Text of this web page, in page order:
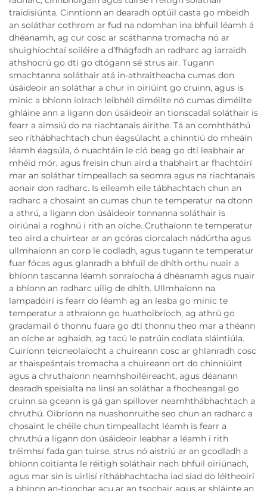
traidisiúnta. Cinntíonn an dearadh optúil casta go mbeidh
an soláthar cothrom ar fud na ndomhan ina bhfuil léamh á
dhéanamh, ag cur cosc ar scáthanna tromacha nó ar
shuighíochtaí soiléire a d’fhágfadh an radharc ag iarraidh
athshocrú go dtí go dtógann sé strus air. Tugann
smachtanna soláthair atá in-athraitheacha cumas don
úsáideoir an soláthar a chur in oiriúint go cruinn, agus is
minic a bhíonn iolrach leibhéil diméilte nó cumas diméilte
ghláine ann a ligann don úsáideoir an tionscadal soláthair is
fearr a aimsiú do na riachtanais áirithe. Tá an comhtháthú
seo ríthábhachtach chun éagsúlacht a chinntiú do mheáin
léamh éagsúla, ó nuachtáin le cló beag go dtí leabhair ar
mhéid mór, agus freisin chun aird a thabhairt ar fhachtóirí
mar an soláthar timpeallach sa seomra agus na riachtanais
aonair don radharc. Is eileamh eile tábhachtach chun an
radharc a chosaint an cumas chun te temperatur na dtonn
a athrú, a ligann don úsáideoir tonnanna soláthair is
oiriúnaí a roghnú i rith an oíche. Cruthaíonn te temperatur
teo aird a chuirtear ar an gcóras ciorcalach nádúrtha agus
ullmhaíonn an corp le codladh, agus tugann te temperatur
fuar fócas agus glanradh a bhfuil de dhíth orthu nuair a
bhíonn tascanna léamh sonraíocha á dhéanamh agus nuair
a bhíonn an radharc uilig de dhíth. Ullmhaíonn na
lampadóirí is fearr do léamh ag an leaba go minic te
temperatur a athraíonn go huathoibríoch, ag athrú go
gradamail ó thonnu fuara go dtí thonnu theo mar a théann
an oíche ar aghaidh, ag tacú le patrúin codlata sláintiúla.
Cuiríonn teicneolaíocht a chuireann cosc ar ghlanradh cosc
ar thaispeántais tromacha a chuireann ort do chinniúint
agus a chruthaíonn neamhshoiléireacht, agus déanann
dearadh speisialta na linsí an soláthar a fhocheangal go
cruinn sa gceann is gá gan spillover neamhthábhachtach a
chruthú. Oibríonn na nuashonruithe seo chun an radharc a
chosaint le chéile chun timpeallacht léamh is fearr a
chruthú a ligann don úsáideoir leabhar a léamh i rith
tréimhsí fada gan tuirse, strus nó aistriú ar an gcodladh a
bhíonn coitianta le réitigh soláthair nach bhfuil oiriúnach,
agus mar sin is uirlisí ríthábhachtacha iad siad do léitheoirí
a bhíonn an-tionchar acu ar an tsochair agus ar shláinte an